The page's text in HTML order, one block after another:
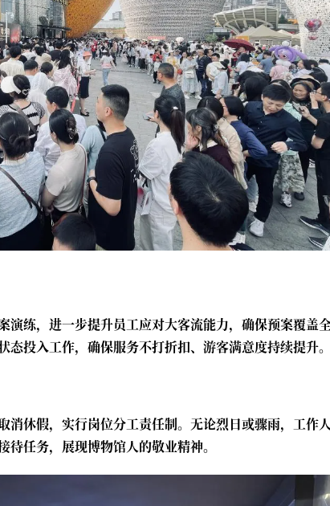
演练，进一步提升员工应对大客流能力，确保预案覆盖
投入工作，确保服务不打折扣、游客满意度持续提升。
消休假，实行岗位分工责任制。无论烈日或骤雨，工作
任务，展现博物馆人的敬业精神。